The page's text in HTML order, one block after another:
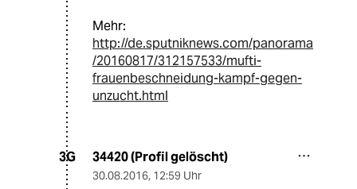
Mehr:
http://de.sputniknews.com/panorama
/20160817/312157533/mufti-
frauenbeschneidung-kampf-gegen-
unzucht.html
3G 34420 (Profil gelöscht)
30.08.2016, 12:59 Uhr